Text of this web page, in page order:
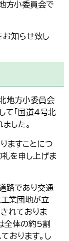
方小委員会で
お知らせ致し
地方小委員会
て「国道4号北
した。
ますことにつ
礼を申し上げま
路であり交通
工業団地が立
れておりま
全体の約5割
おります。し